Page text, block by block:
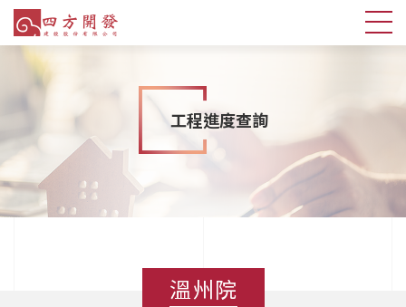
工程進度查詢
溫州院